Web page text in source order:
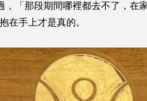
，「那段期間哪裡都去不了，在
在手上才是真的。